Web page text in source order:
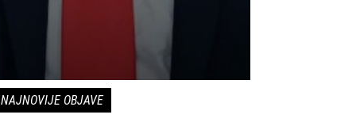
NAJNOVIJE OBJAVE